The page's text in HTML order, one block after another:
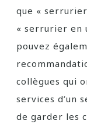
que «
« serrurier en
pouvez
collègues qui
services d’un
de garder les